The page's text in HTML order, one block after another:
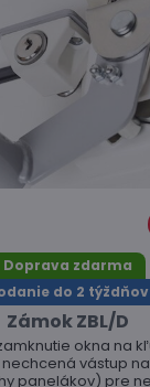
Doprava zdarma
do 2 týždňov
Zámok ZBL/D
okna na
vástup
panelákov) pre